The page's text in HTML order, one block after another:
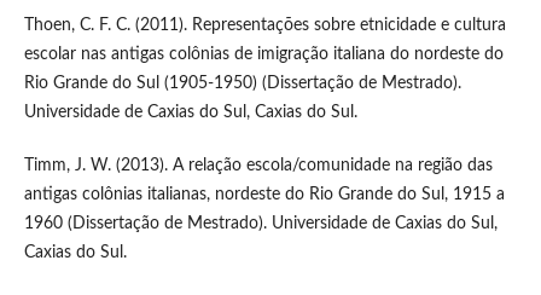
Thoen, C. F. C. (2011). Representações sobre etnicidade e cultura
escolar nas antigas colônias de imigração italiana do nordeste do
Rio Grande do Sul (1905-1950) (Dissertação de Mestrado).
Universidade de Caxias do Sul, Caxias do Sul.
Timm, J. W. (2013). A relação escola/comunidade na região das
antigas colônias italianas, nordeste do Rio Grande do Sul, 1915 a
1960 (Dissertação de Mestrado). Universidade de Caxias do Sul,
Caxias do Sul.